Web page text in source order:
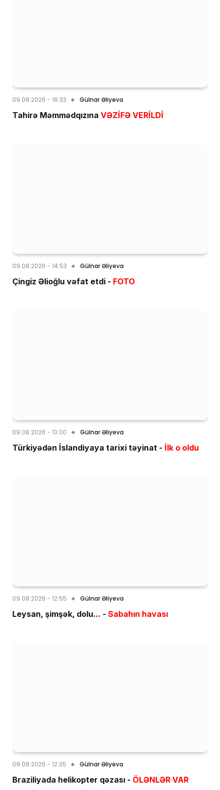
09.08.2026 - 16:33 Gülnar Əliyeva
Tahirə Məmmədqızına VƏZİFƏ VERİLDİ
09.08.2026 - 14:53 Gülnar Əliyeva
Çingiz Əlioğlu vəfat etdi - FOTO
09.08.2026 - 13:00 Gülnar Əliyeva
Türkiyədən İslandiyaya tarixi təyinat - İlk o oldu
09.08.2026 - 12:55 Gülnar Əliyeva
Leysan, şimşək, dolu... - Sabahın havası
09.08.2026 - 12:35 Gülnar Əliyeva
Braziliyada helikopter qəzası - ÖLƏNLƏR VAR